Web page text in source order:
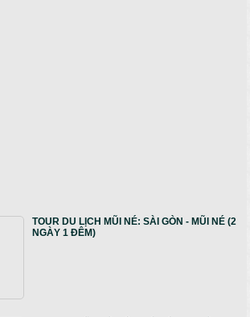
TOUR DU LỊCH MŨI NÉ: SÀI GÒN - MŨI NÉ (2
NGÀY 1 ĐÊM)